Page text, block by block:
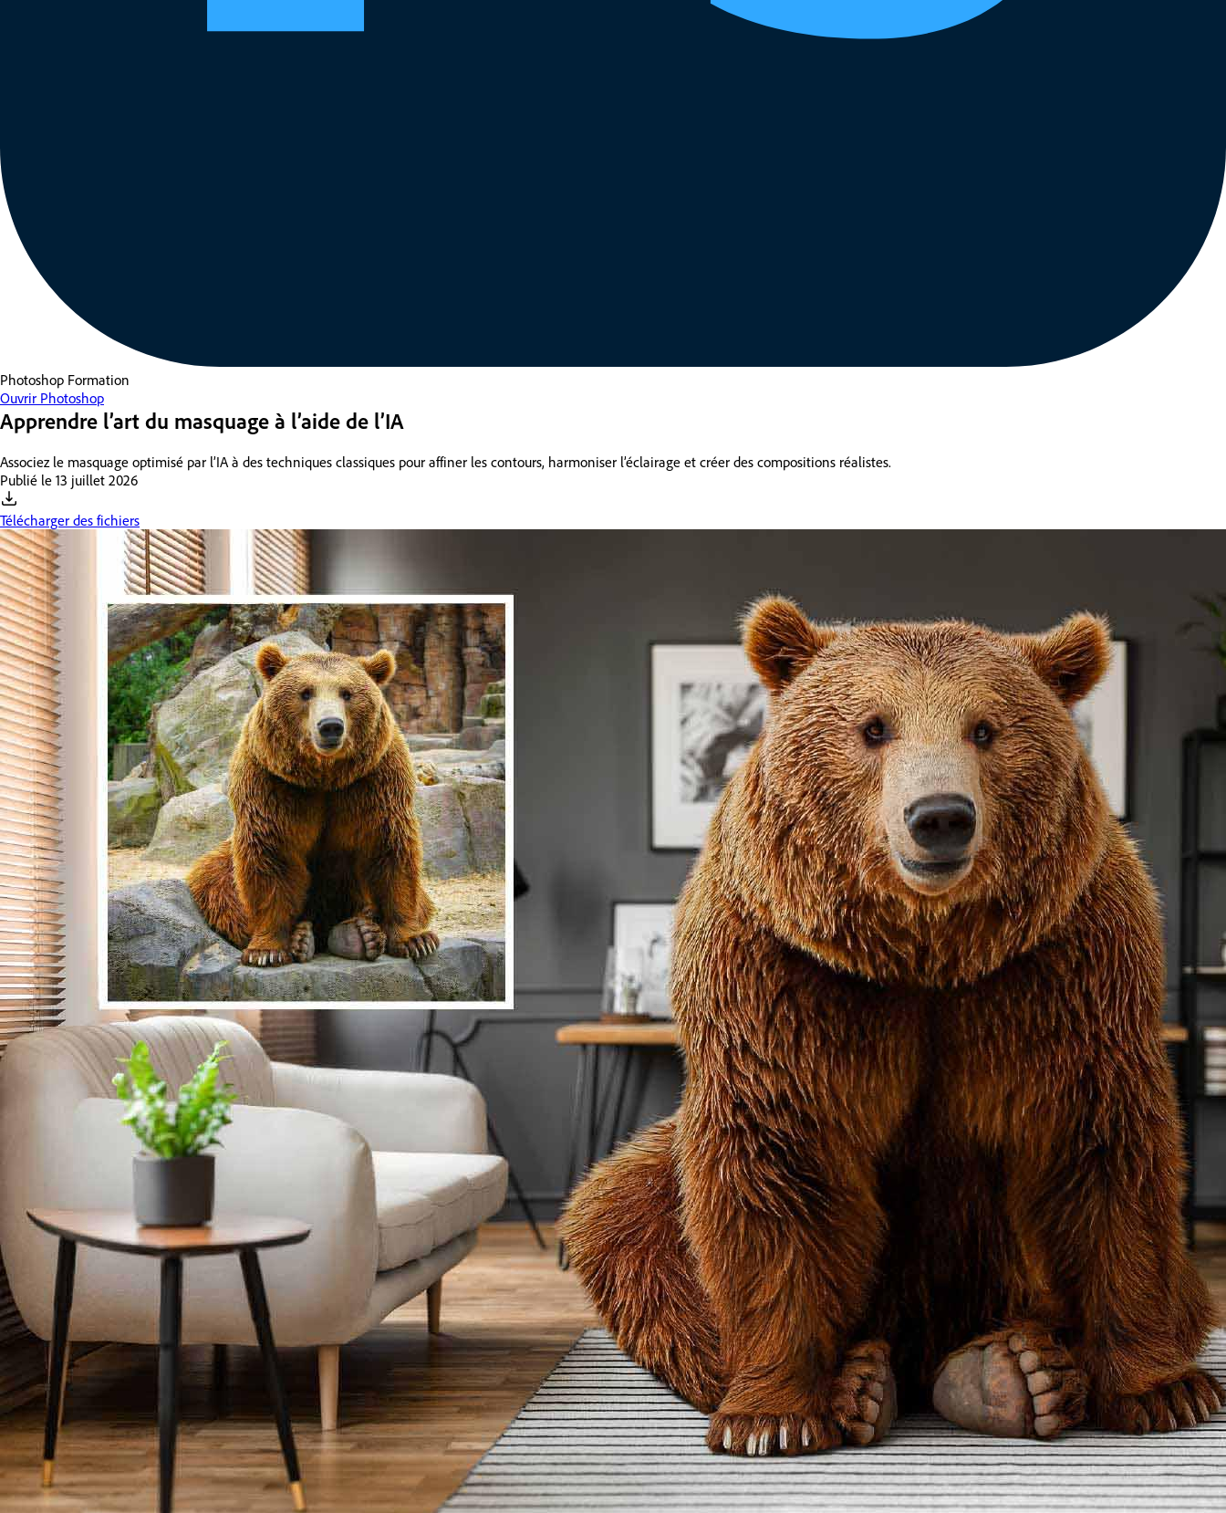
Photoshop Formation
Ouvrir Photoshop
Apprendre l’art du masquage à l’aide de l’IA
Associez le masquage optimisé par l’IA à des techniques classiques pour affiner les contours, harmoniser l’éclairage et créer des compositions réalistes.
Publié le 13 juillet 2026
Télécharger des fichiers